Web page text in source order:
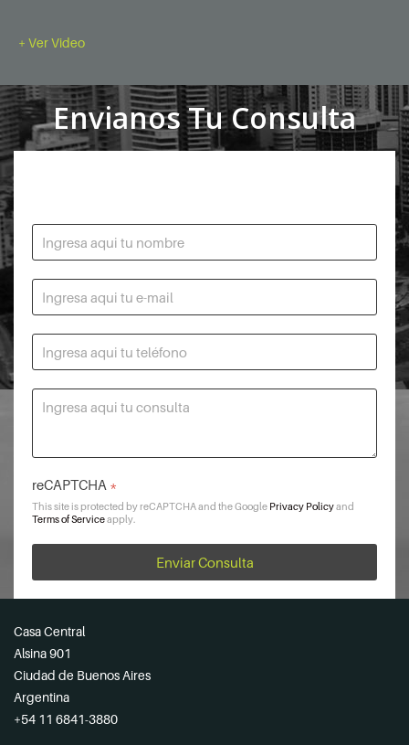
+ Ver Video
Envianos Tu Consulta
reCAPTCHA *
This site is protected by reCAPTCHA and the Google Privacy Policyand
Terms of Serviceapply.
Enviar Consulta
Casa Central
Alsina 901
Ciudad de Buenos Aires
Argentina
+54 11 6841-3880